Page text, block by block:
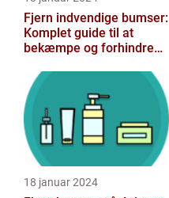
Fjern indvendige bumser:
Komplet guide til at
bekæmpe og forhindre
18 januar 2024